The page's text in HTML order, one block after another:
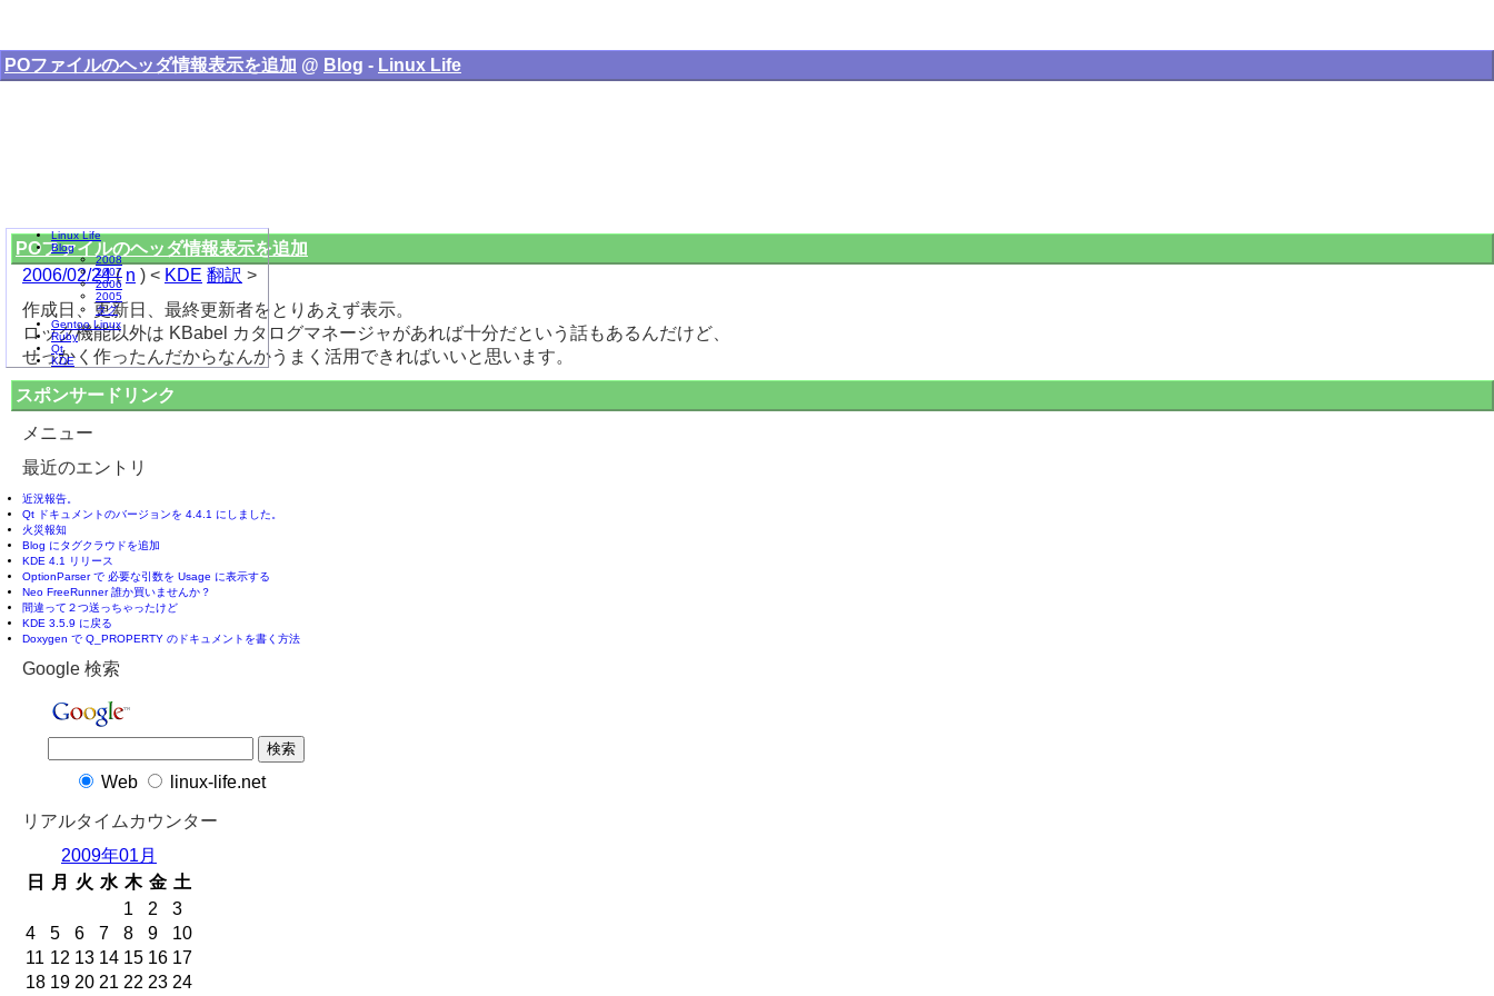
POファイルのヘッダ情報表示を追加 @ Blog - Linux Life
POファイルのヘッダ情報表示を追加
2006/02/24( n ) < KDE 翻訳 >
作成日、更新日、最終更新者をとりあえず表示。
ロック機能以外は KBabel カタログマネージャがあれば十分だという話もあるんだけど、
せっかく作ったんだからなんかうまく活用できればいいと思います。
スポンサードリンク
メニュー
Linux Life
Blog
2008
2007
2006
2005
タグ
Gentoo Linux
Ruby
Qt
KDE
最近のエントリ
近況報告。
Qt ドキュメントのバージョンを 4.4.1 にしました。
火災報知
Blog にタグクラウドを追加
KDE 4.1 リリース
OptionParser で 必要な引数を Usage に表示する
Neo FreeRunner 誰か買いませんか？
間違って２つ送っちゃったけど
KDE 3.5.9 に戻る
Doxygen で Q_PROPERTY のドキュメントを書く方法
Google 検索
Web linux-life.net
リアルタイムカウンター
2009年01月
日
月 火 水 木 金 土
1
2
3
4
5 6 7 8 9
10
11 12 13 14 15 16 17
18 19 20 21 22 23 24